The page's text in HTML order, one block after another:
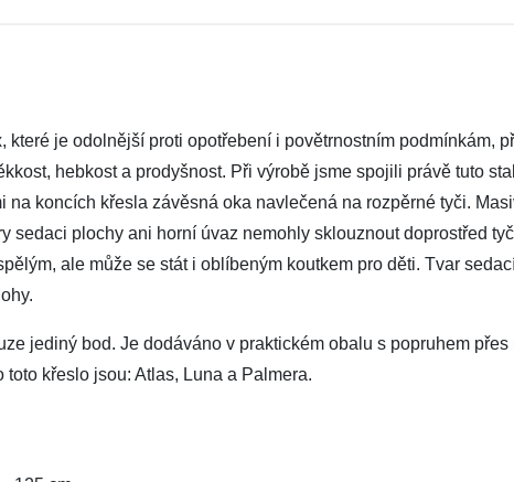
které je odolnější proti opotřebení i povětrnostním podmínkám,
hebkost a prodyšnost. Při výrobě jsme spojili právě tuto
koncích křesla závěsná oka navlečená na rozpěrné tyči.
sedaci plochy ani horní úvaz nemohly sklouznout doprostřed
ale může se stát i oblíbeným koutkem pro děti. Tvar
jediný bod. Je dodáváno v praktickém obalu s popruhem
křeslo jsou: Atlas, Luna a Palmera.